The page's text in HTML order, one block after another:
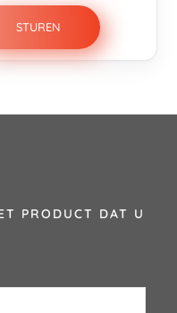
PRODUCT DAT U